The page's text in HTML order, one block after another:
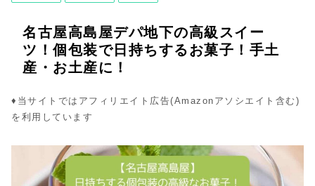
名古屋高島屋デパ地下の高級スイー
ツ！個包装で日持ちするお菓子！手土
産・お土産に！
♦︎当サイトではアフィリエイト広告(Amazonアソシエイト含む)
を利用しています